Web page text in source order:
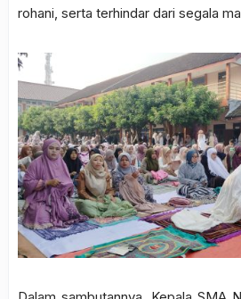
rohani, serta terhindar dari segala